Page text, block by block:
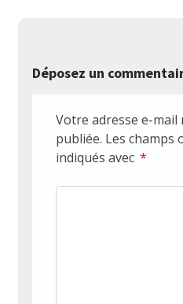
Déposez un
Votre adresse e-mail
publiée. Les champs
indiqués avec *